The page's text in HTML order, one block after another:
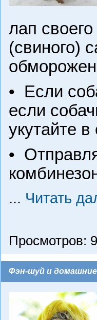
лап
(свиного)
• Если
если
укутайте
•
... Читать
Просмотров:
Фэн-шуй и